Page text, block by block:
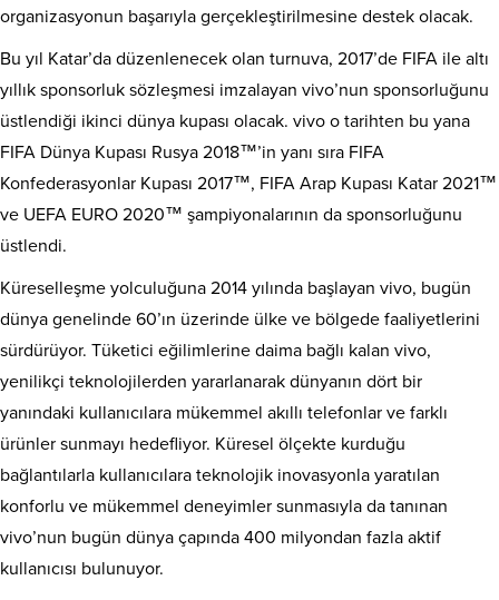
organizasyonun başarıyla gerçekleştirilmesine destek olacak.
Bu yıl Katar’da düzenlenecek olan turnuva, 2017’de FIFA ile altı
yıllık sponsorluk sözleşmesi imzalayan vivo’nun sponsorluğunu
üstlendiği ikinci dünya kupası olacak. vivo o tarihten bu yana
FIFA Dünya Kupası Rusya 2018™’in yanı sıra FIFA
Konfederasyonlar Kupası 2017™, FIFA Arap Kupası Katar 2021™
ve UEFA EURO 2020™ şampiyonalarının da sponsorluğunu
üstlendi.
Küreselleşme yolculuğuna 2014 yılında başlayan vivo, bugün
dünya genelinde 60’ın üzerinde ülke ve bölgede faaliyetlerini
sürdürüyor. Tüketici eğilimlerine daima bağlı kalan vivo,
yenilikçi teknolojilerden yararlanarak dünyanın dört bir
yanındaki kullanıcılara mükemmel akıllı telefonlar ve farklı
ürünler sunmayı hedefliyor. Küresel ölçekte kurduğu
bağlantılarla kullanıcılara teknolojik inovasyonla yaratılan
konforlu ve mükemmel deneyimler sunmasıyla da tanınan
vivo’nun bugün dünya çapında 400 milyondan fazla aktif
kullanıcısı bulunuyor.